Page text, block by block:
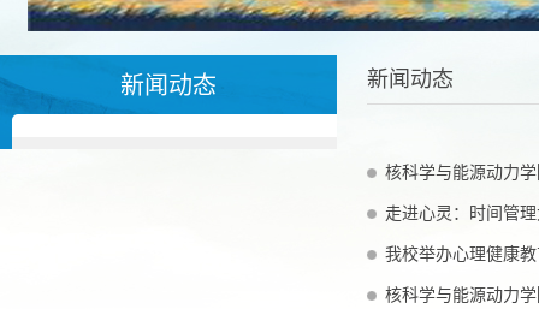
新闻动态 新闻动态
核科学与能源动力
走进心灵：时间管
我校举办心理健康
核科学与能源动力